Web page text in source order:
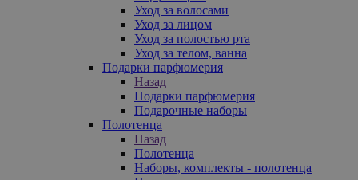
Уход за волосами
Уход за лицом
Уход за полостью рта
Уход за телом, ванна
Подарки парфюмерия
Назад
Подарки парфюмерия
Подарочные наборы
Полотенца
Назад
Полотенца
Наборы, комплекты - полотенца